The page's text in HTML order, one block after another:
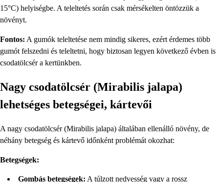
15°C) helyiségbe. A teleltetés során csak mérsékelten öntözzük a
növényt.
Fontos: A gumók teleltetése nem mindig sikeres, ezért érdemes több
gumót felszedni és teleltetni, hogy biztosan legyen következő évben is
csodatölcsér a kertünkben.
Nagy csodatölcsér (Mirabilis jalapa)
lehetséges betegségei, kártevői
A nagy csodatölcsér (Mirabilis jalapa) általában ellenálló növény, de
néhány betegség és kártevő időnként problémát okozhat:
Betegségek:
Gombás betegségek: A túlzott nedvesség vagy a rossz